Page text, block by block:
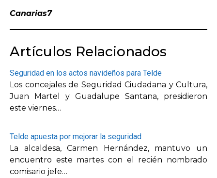
Canarias7
Artículos Relacionados
Seguridad en los actos navideños para Telde
Los concejales de Seguridad Ciudadana y Cultura,
Juan Martel y Guadalupe Santana, presidieron
este viernes…
Telde apuesta por mejorar la seguridad
La alcaldesa, Carmen Hernández, mantuvo un
encuentro este martes con el recién nombrado
comisario jefe…